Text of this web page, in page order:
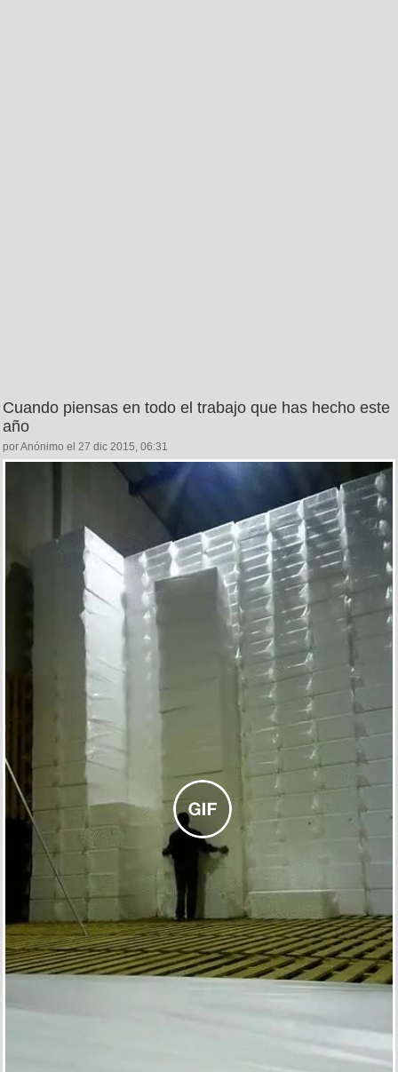
Cuando piensas en todo el trabajo que has hecho este
año
por Anónimo el 27 dic 2015, 06:31